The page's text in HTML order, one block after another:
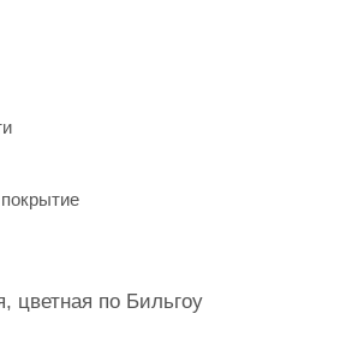
цветная по Бильгоу